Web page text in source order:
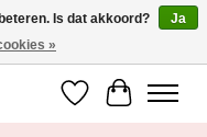
34 t/m 54
Verlanglijst
Is dat akkoord?
Ja
»